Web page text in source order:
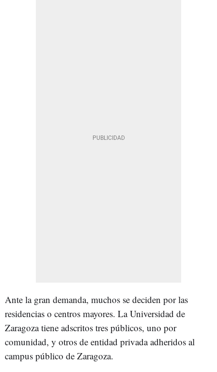
Ante la gran demanda, muchos se deciden por las
residencias o centros mayores. La Universidad de
Zaragoza tiene adscritos tres públicos, uno por
comunidad, y otros de entidad privada adheridos al
campus público de Zaragoza.